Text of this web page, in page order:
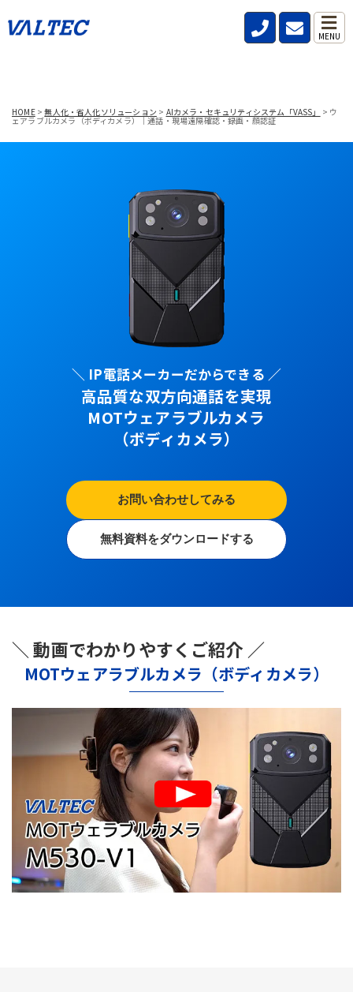
MENU
HOME>無人化・省人化ソリューション > AIカメラ・セキュリティシステム「VASS」 > ウ
ェアラブルカメラ（ボディカメラ）｜通話・現場遠隔確認・録画・顔認証
＼ IP電話メーカーだからできる ／
高品質な双方向通話を実現
MOTウェアラブルカメラ
（ボディカメラ）
お問い合わせしてみる
無料資料をダウンロードする
＼ 動画でわかりやすくご紹介 ／
MOTウェアラブルカメラ（ボディカメラ）